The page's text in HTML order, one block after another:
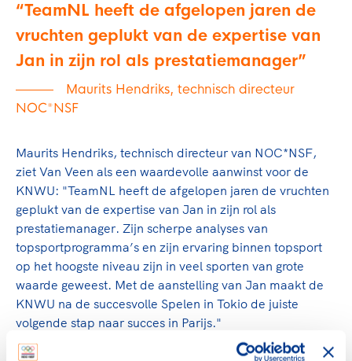
TeamNL heeft de afgelopen jaren de
vruchten geplukt van de expertise van
Jan in zijn rol als prestatiemanager
Maurits Hendriks, technisch directeur
NOC*NSF
Maurits Hendriks, technisch directeur van NOC*NSF,
ziet Van Veen als een waardevolle aanwinst voor de
KNWU: "TeamNL heeft de afgelopen jaren de vruchten
geplukt van de expertise van Jan in zijn rol als
prestatiemanager. Zijn scherpe analyses van
topsportprogramma’s en zijn ervaring binnen topsport
op het hoogste niveau zijn in veel sporten van grote
waarde geweest. Met de aanstelling van Jan maakt de
KNWU na de succesvolle Spelen in Tokio de juiste
volgende stap naar succes in Parijs."
Van Veen werkte eerder als schaatscoach bij onder